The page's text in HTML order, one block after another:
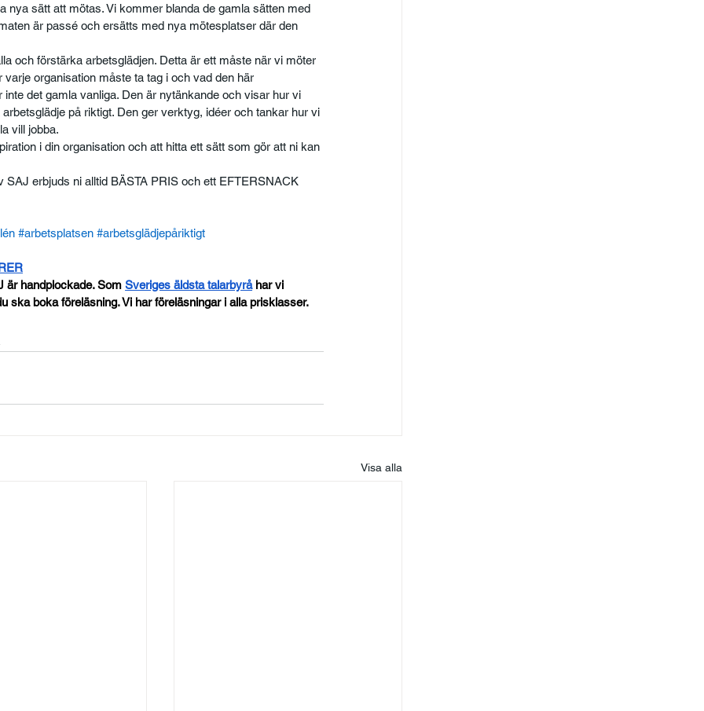
nya sätt att mötas. Vi kommer blanda de gamla sätten med
är passé och ersätts med nya mötesplatser där den
och förstärka arbetsglädjen. Detta är ett måste när vi möter
organisation måste ta tag i och vad den här
det gamla vanliga. Den är nytänkande och visar hur vi
på riktigt. Den ger verktyg, idéer och tankar hur vi
vill jobba.
i din organisation och att hitta ett sätt som gör att ni kan
SAJ erbjuds ni alltid BÄSTA PRIS och ett EFTERSNACK
#arbetsplatsen #arbetsglädjepåriktigt
är handplockade. Som Sveriges äldsta talarbyrå har vi
ska boka föreläsning. Vi har föreläsningar i alla prisklasser.
Visa alla